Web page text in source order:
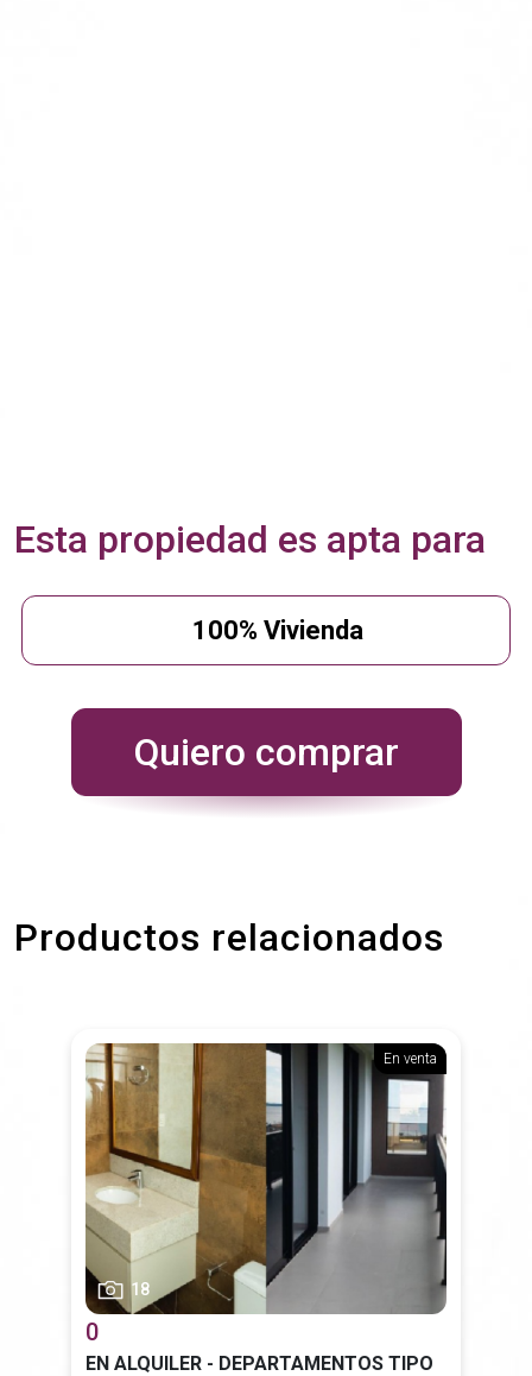
Esta propiedad es apta para
100% Vivienda
Quiero comprar
Productos relacionados
En venta
18
0
EN ALQUILER - DEPARTAMENTOS TIPO